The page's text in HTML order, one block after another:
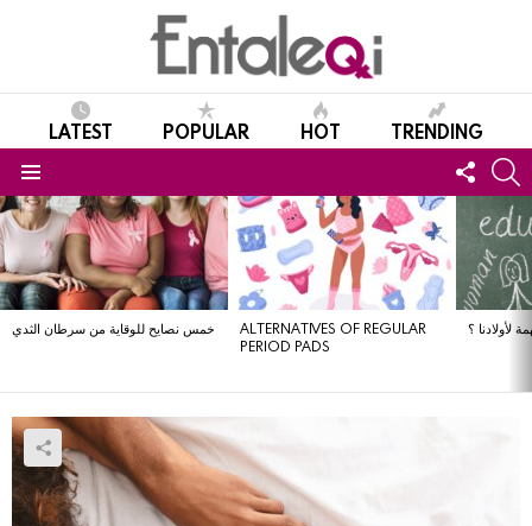
LATEST POPULAR HOT TRENDING
US
LATEST
STORIES
خمس نصايح للوقاية من سرطان الثدي
ALTERNATIVES OF REGULAR
PERIOD PADS
لأولادنا ؟